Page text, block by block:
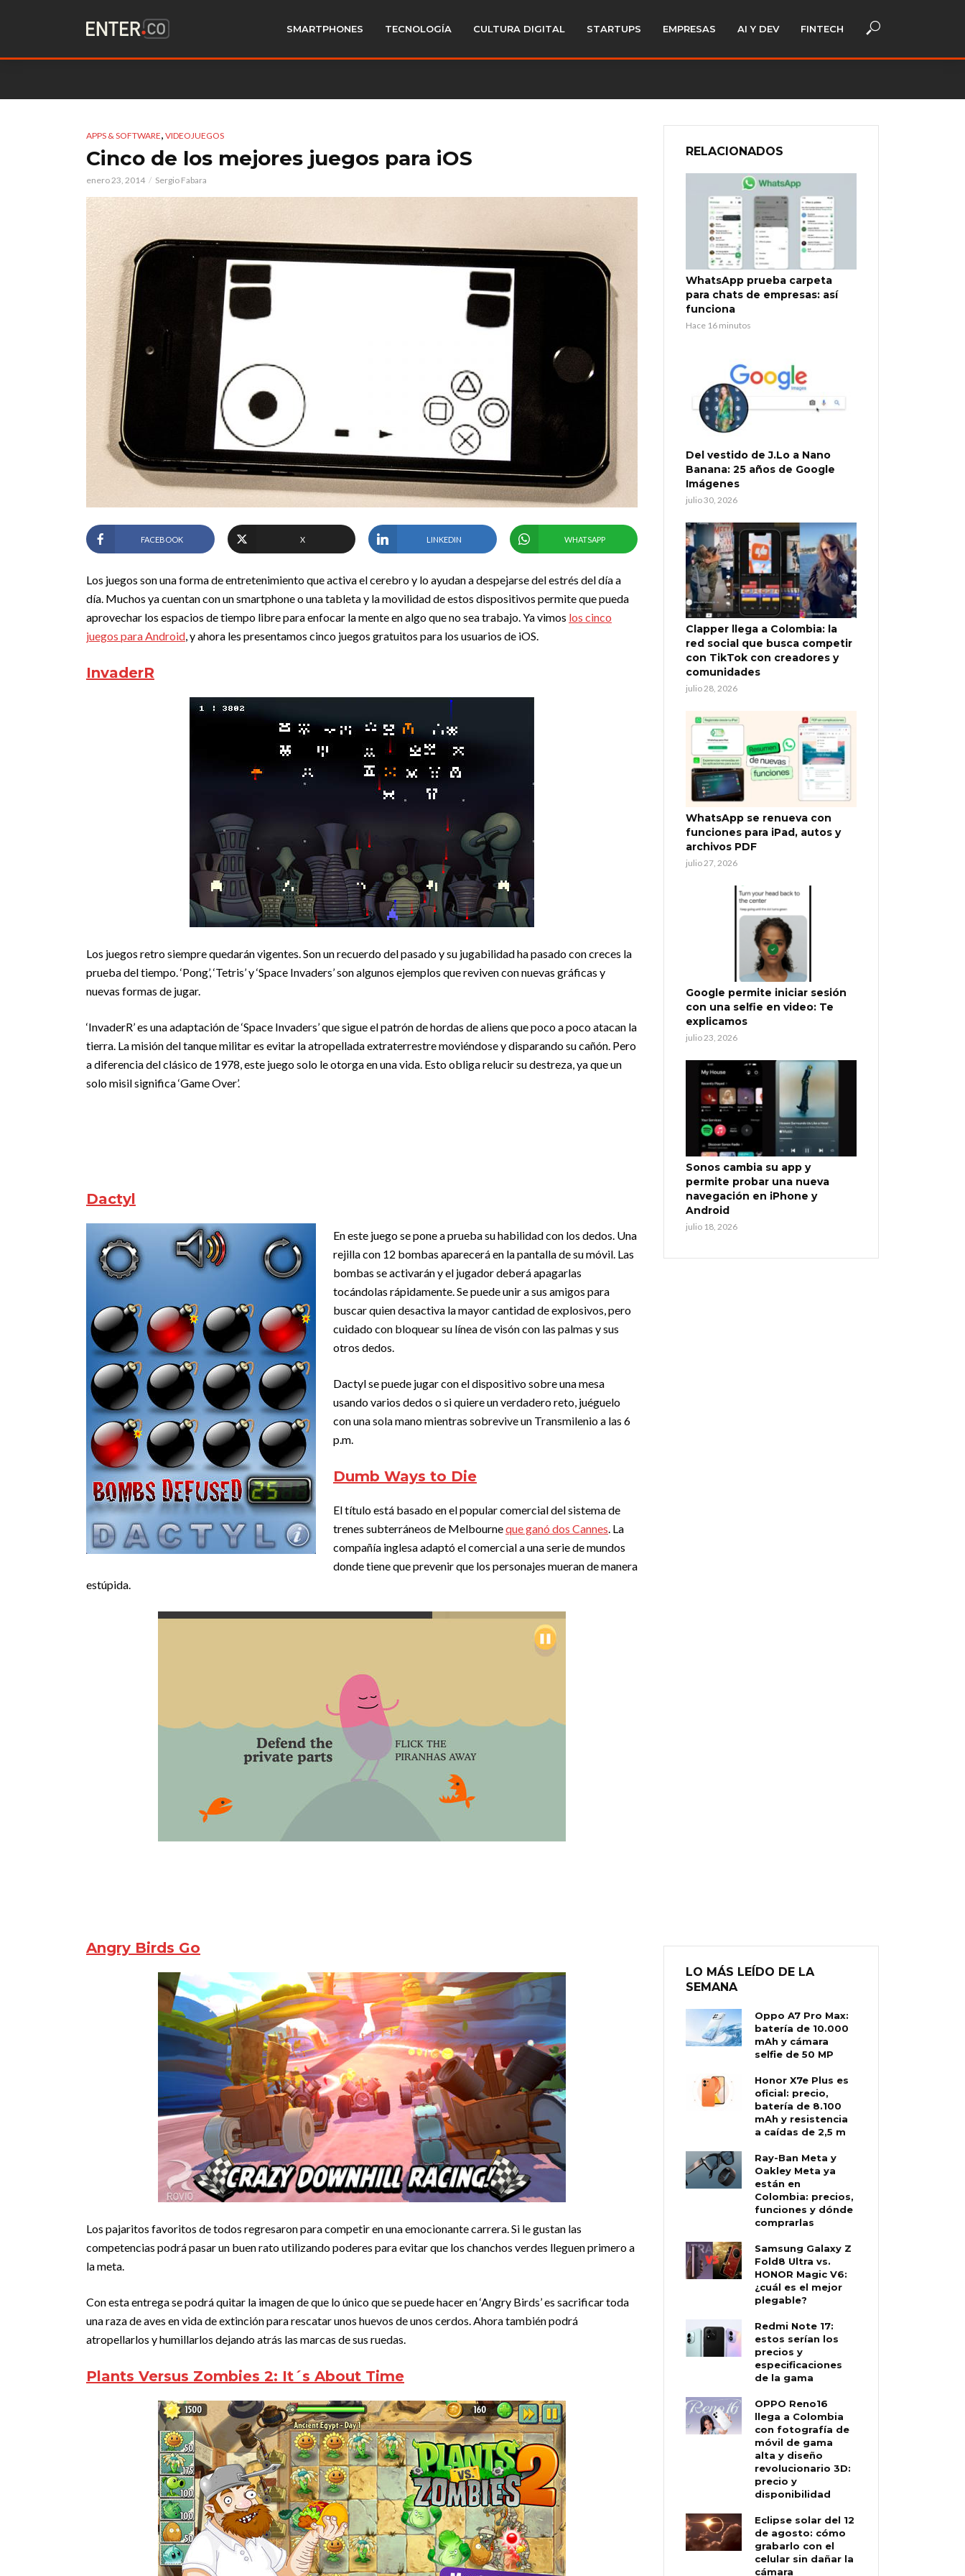
SMARTPHONES TECNOLOGÍA CULTURA DIGITAL STARTUPS EMPRESAS AI Y DEV FINTECH
APPS & SOFTWARE, VIDEOJUEGOS
Cinco de los mejores juegos para iOS
enero 23, 2014 Sergio Fabara
FACEBOOK X LINKEDIN WHATSAPP
Los juegos son una forma de entretenimiento que activa el cerebro y lo ayudan a despejarse del estrés del día a
día. Muchos ya cuentan con un smartphone o una tableta y la movilidad de estos dispositivos permite que pueda
aprovechar los espacios de tiempo libre para enfocar la mente en algo que no sea trabajo. Ya vimos los cinco
juegos para Android, y ahora les presentamos cinco juegos gratuitos para los usuarios de iOS.
InvaderR
Los juegos retro siempre quedarán vigentes. Son un recuerdo del pasado y su jugabilidad ha pasado con creces la
prueba del tiempo. ‘Pong’, ‘Tetris’ y ‘Space Invaders’ son algunos ejemplos que reviven con nuevas gráficas y
nuevas formas de jugar.
‘InvaderR’ es una adaptación de ‘Space Invaders’ que sigue el patrón de hordas de aliens que poco a poco atacan la
tierra. La misión del tanque militar es evitar la atropellada extraterrestre moviéndose y disparando su cañón. Pero
a diferencia del clásico de 1978, este juego solo le otorga en una vida. Esto obliga relucir su destreza, ya que un
solo misil significa ‘Game Over’.
Dactyl
En este juego se pone a prueba su habilidad con los dedos. Una
rejilla con 12 bombas aparecerá en la pantalla de su móvil. Las
bombas se activarán y el jugador deberá apagarlas
tocándolas rápidamente. Se puede unir a sus amigos para
buscar quien desactiva la mayor cantidad de explosivos, pero
cuidado con bloquear su línea de visón con las palmas y sus
otros dedos.
Dactyl se puede jugar con el dispositivo sobre una mesa
usando varios dedos o si quiere un verdadero reto, juéguelo
con una sola mano mientras sobrevive un Transmilenio a las 6
p.m.
Dumb Ways to Die
El título está basado en el popular comercial del sistema de
trenes subterráneos de Melbourneque ganó dos Cannes. La
compañía inglesa adaptó el comercial a una serie de mundos
donde tiene que prevenir que los personajes mueran de manera
estúpida.
Angry Birds Go
Los pajaritos favoritos de todos regresaron para competir en una emocionante carrera. Si le gustan las
competencias podrá pasar un buen rato utilizando poderes para evitar que los chanchos verdes lleguen primero a
la meta.
Con esta entrega se podrá quitar la imagen de que lo único que se puede hacer en ‘Angry Birds’ es sacrificar toda
una raza de aves en vida de extinción para rescatar unos huevos de unos cerdos. Ahora también podrá
atropellarlos y humillarlos dejando atrás las marcas de sus ruedas.
Plants Versus Zombies 2: It´s About Time
RELACIONADOS
WhatsApp prueba carpeta
para chats de empresas: así
funciona
Hace 16 minutos
Del vestido de J.Lo a Nano
Banana: 25 años de Google
Imágenes
julio 30, 2026
Clapper llega a Colombia: la
red social que busca competir
con TikTok con creadores y
comunidades
julio 28, 2026
WhatsApp se renueva con
funciones para iPad, autos y
archivos PDF
julio 27, 2026
Google permite iniciar sesión
con una selfie en video: Te
explicamos
julio 23, 2026
Sonos cambia su app y
permite probar una nueva
navegación en iPhone y
Android
julio 18, 2026
LO MÁS LEÍDO DE LA
SEMANA
Oppo A7 Pro Max:
batería de 10.000
mAh y cámara
selfie de 50 MP
Honor X7e Plus es
oficial: precio,
batería de 8.100
mAh y resistencia
a caídas de 2,5 m
Ray-Ban Meta y
Oakley Meta ya
están en
Colombia: precios,
funciones y dónde
comprarlas
Samsung Galaxy Z
Fold8 Ultra vs.
HONOR Magic V6:
¿cuál es el mejor
plegable?
Redmi Note 17:
estos serían los
precios y
especificaciones
de la gama
OPPO Reno16
llega a Colombia
con fotografía de
móvil de gama
alta y diseño
revolucionario 3D:
precio y
disponibilidad
Eclipse solar del 12
de agosto: cómo
grabarlo con el
celular sin dañar la
cámara